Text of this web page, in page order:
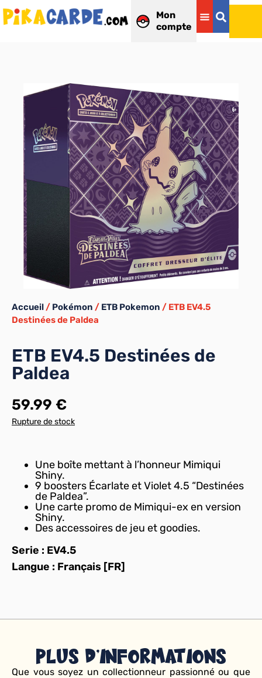
Mon
compte
Accueil / Pokémon / ETB Pokemon / ETB EV4.5
Destinées de Paldea
ETB EV4.5 Destinées de
Paldea
59.99 €
Rupture de stock
Une boîte mettant à l’honneur Mimiqui
Shiny.
9 boosters Écarlate et Violet 4.5 “Destinées
de Paldea”.
Une carte promo de Mimiqui-ex en version
Shiny.
Des accessoires de jeu et goodies.
Serie : EV4.5
Langue : Français [FR]
Plus d'informations
Que vous soyez un collectionneur passionné ou que